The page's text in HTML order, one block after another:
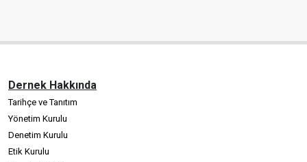
Dernek Hakkında
Tarihçe ve Tanıtım
Yönetim Kurulu
Denetim Kurulu
Etik Kurulu